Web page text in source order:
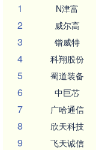
1
N津富
2 威尔高
3 锴威特
4 科翔股份
5 蜀道装备
6 中巨芯
7 广哈通信
8 欣天科技
9 飞天诚信